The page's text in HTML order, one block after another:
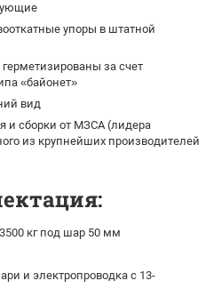
упоры в штатной
за счет
«байонет»
вид
и сборки от МЗСА (лидера
из крупнейших производителей
кг под шар 50 мм
и электропроводка с 13-